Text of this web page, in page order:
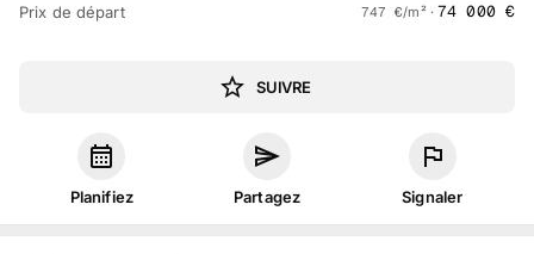
Prix de départ 747 €/m² ·74 000 €
SUIVRE
Planifiez Partagez Signaler